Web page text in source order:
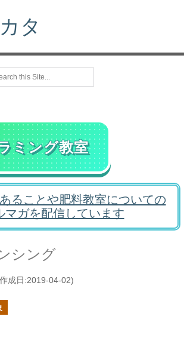
タ
ミング教室
ることや肥料教室についての
マガを配信しています
シング
成日:2019-04-02)